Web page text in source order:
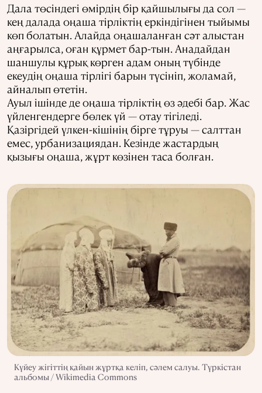
Дала төсіндегі өмірдің бір қайшылығы да сол —
кең далада оңаша тірліктің еркіндігінен тыйымы
көп болатын. Алайда оңашаланған сәт алыстан
аңғарылса, оған құрмет бар-тын. Анадайдан
шаншулы құрық көрген адам оның түбінде
екеудің оңаша тірлігі барын түсініп, жоламай,
айналып өтетін.
Ауыл ішінде де оңаша тірліктің өз әдебі бар. Жас
үйленгендерге бөлек үй — отау тігіледі.
Қазіргідей үлкен-кішінің бірге тұруы — салттан
емес, урбанизациядан. Кезінде жастардың
қызығы оңаша, жұрт көзінен таса болған.
Күйеу жігіттің қайын жұртқа келіп, сәлем салуы. Түркістан
альбомы / Wikimedia Commons